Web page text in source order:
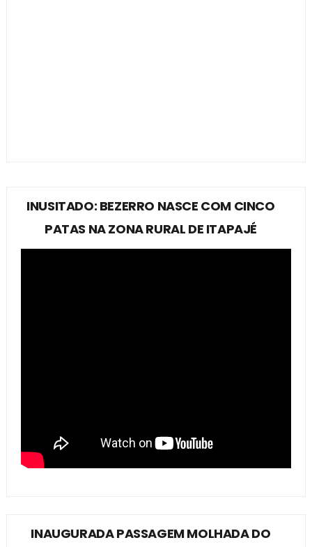
INUSITADO: BEZERRO NASCE COM CINCO
PATAS NA ZONA RURAL DE ITAPAJÉ
INAUGURADA PASSAGEM MOLHADA DO